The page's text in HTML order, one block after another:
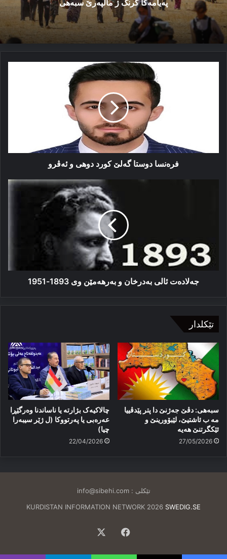
پەیامەكا گرنگ ژ مالپەرێ سبەهی
فرەنسا
فرەنسا دوستا گەلێ كورد دوهى و ئەڤرو
1893-
1951
جه‌لاده‌ت ئالی به‌درخان و بەرھەمێن وی 1893-1951
تێکلدار
سبەهی: دڤێ جەژنێ دا پتر پێدڤییا
مە ب ئاشتیێ، لێبۆورینێ و
ئێكگرتنێ هەیە
27/05/2026
چالاکیەک بژارتە یا ناساندنا وەرگێڕا
عەرەبی یا پەرتووکا (ل ژێر سیبەرا
چیا)
22/04/2026
تێکلی :info@sibehi.com
KURDISTAN INFORMATION NETWORK 2026 SWEDIG.SE
Facebook